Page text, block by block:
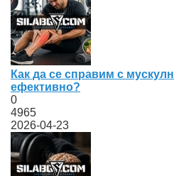
Как да се справим с
ефективно?
0
4965
2026-04-23